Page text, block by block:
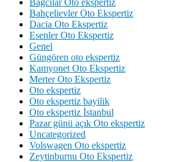
Bahçelievler Oto Ekspertiz
Dacia Oto Ekspertiz
Esenler Oto Ekspertiz
Genel
Güngören oto ekspertiz
Kamyonet Oto Ekspertiz
Merter Oto Ekspertiz
Oto ekspertiz
Oto ekspertiz bayilik
Oto ekspertiz İstanbul
Pazar günü açık Oto ekspertiz
Uncategorized
Volswagen Oto ekspertiz
Zeytinburnu Oto Ekspertiz